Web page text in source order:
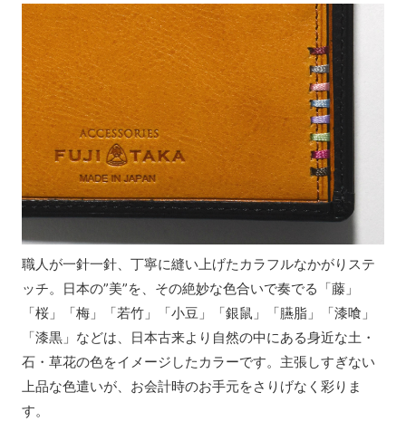
職人が一針一針、丁寧に縫い上げたカラフルなかがりステ
ッチ。日本の”美”を、その絶妙な色合いで奏でる「藤」
「桜」「梅」「若竹」「小豆」「銀鼠」「臙脂」「漆喰」
「漆黒」などは、日本古来より自然の中にある身近な土・
石・草花の色をイメージしたカラーです。主張しすぎない
上品な色遣いが、お会計時のお手元をさりげなく彩りま
す。